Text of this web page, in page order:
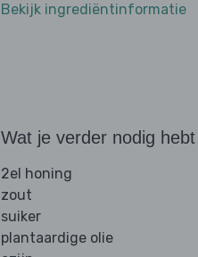
Bekijk ingrediëntinformatie
Wat je verder nodig hebt
2el honing
zout
suiker
plantaardige olie